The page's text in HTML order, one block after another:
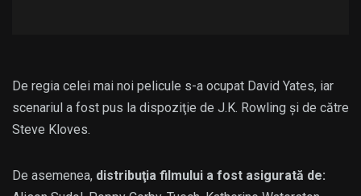
De regia celei mai noi pelicule s-a ocupat David Yates, iar
scenariul a fost pus la dispoziţie de J.K. Rowling și de către
Steve Kloves.
De asemenea, distribuţia filmului a fost asigurată de: